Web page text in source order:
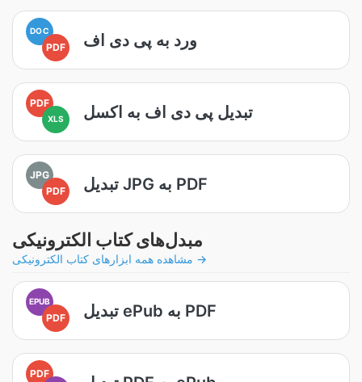
DOC
PDF ورد به پی دی اف
PDF
XLS تبدیل پی دی اف به اکسل
JPG
PDF
تبدیل JPG به PDF
مبدل‌های کتاب الکترونیکی
مشاهده همه ابزارهای کتاب الکترونیکی →
EPUB
PDF تبدیل ePub به PDF
PDF